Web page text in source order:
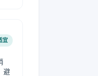
宜
避